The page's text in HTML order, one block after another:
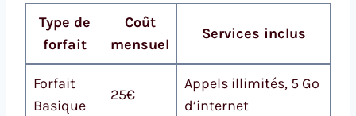
Type de
forfait
Coût
mensuel
Services inclus
Forfait
Basique
25€
Appels illimités, 5 Go
d’internet